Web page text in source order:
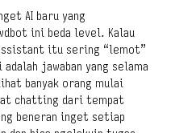
AI baru yang
ini beda level. Kalau
itu sering “lemot”
jawaban yang selama
banyak orang mulai
chatting dari tempat
beneran inget setiap